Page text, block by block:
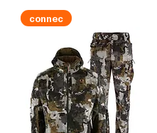
connec